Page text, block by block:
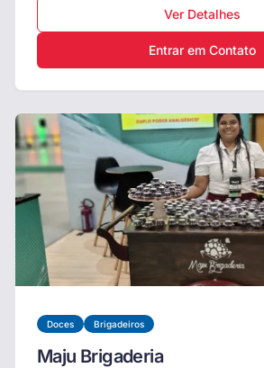
Ver Detalhes
Entrar em Contato
Doces Brigadeiros
Maju Brigaderia